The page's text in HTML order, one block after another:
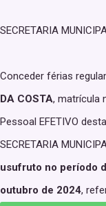
SECRETARIA
Conceder férias
DA COSTA, matrícula
Pessoal EFETIVO
SECRETARIA
usufruto no período
outubro de 2024,